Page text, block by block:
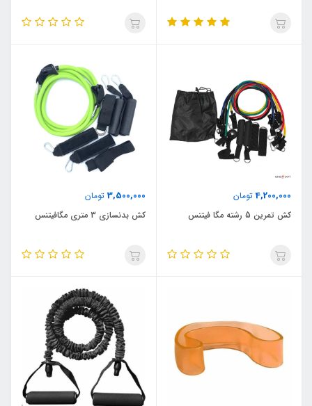
4,200,000تومان
کش تمرین 5 رشته مگا فیتنس
3,500,000 تومان
کش بدنسازی 3 متری مگافیتنس